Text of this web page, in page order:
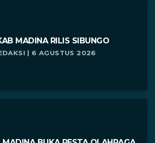
MADINA RILIS SIBUNGO
| 6 AGUSTUS 2026